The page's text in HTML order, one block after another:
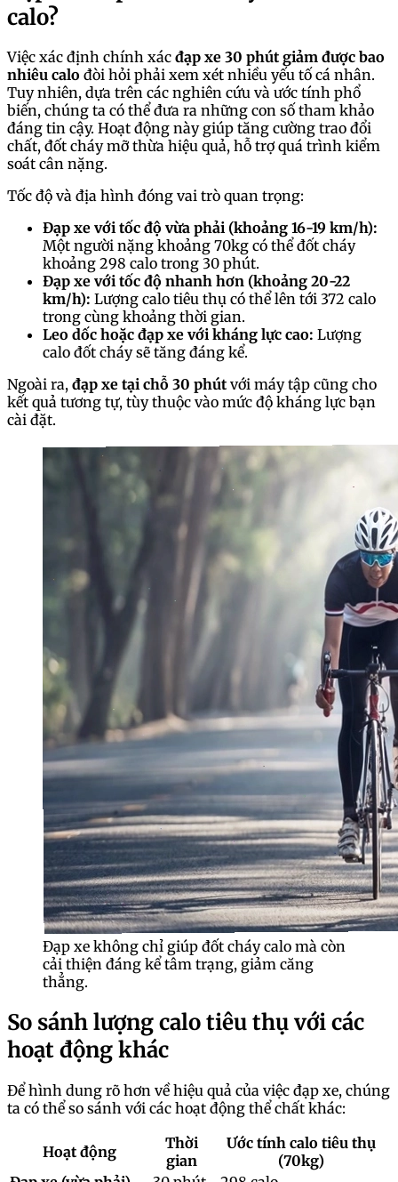
calo?
Việc xác định chính xác đạp xe 30 phút giảm được bao
nhiêu calo đòi hỏi phải xem xét nhiều yếu tố cá nhân.
Tuy nhiên, dựa trên các nghiên cứu và ước tính phổ
biến, chúng ta có thể đưa ra những con số tham khảo
đáng tin cậy. Hoạt động này giúp tăng cường trao đổi
chất, đốt cháy mỡ thừa hiệu quả, hỗ trợ quá trình kiểm
soát cân nặng.
Tốc độ và địa hình đóng vai trò quan trọng:
Đạp xe với tốc độ vừa phải (khoảng 16-19 km/h):
Một người nặng khoảng 70kg có thể đốt cháy
khoảng 298 calo trong 30 phút.
Đạp xe với tốc độ nhanh hơn (khoảng 20-22
km/h): Lượng calo tiêu thụ có thể lên tới 372 calo
trong cùng khoảng thời gian.
Leo dốc hoặc đạp xe với kháng lực cao: Lượng
calo đốt cháy sẽ tăng đáng kể.
Ngoài ra, đạp xe tại chỗ 30 phút với máy tập cũng cho
kết quả tương tự, tùy thuộc vào mức độ kháng lực bạn
cài đặt.
Đạp xe không chỉ giúp đốt cháy calo mà còn
cải thiện đáng kể tâm trạng, giảm căng
thẳng.
So sánh lượng calo tiêu thụ với các
hoạt động khác
Để hình dung rõ hơn về hiệu quả của việc đạp xe, chúng
ta có thể so sánh với các hoạt động thể chất khác:
Hoạt động
Thời
gian
Ước tính calo tiêu thụ
(70kg)